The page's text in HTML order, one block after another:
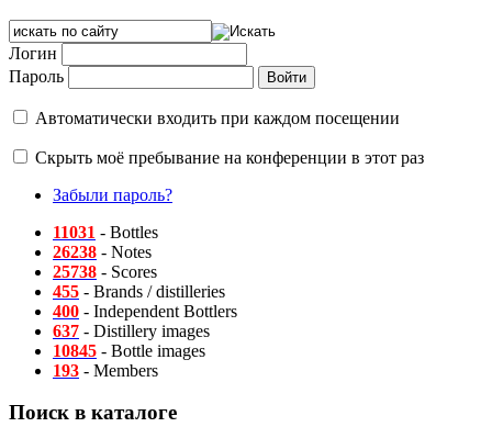
Логин
Пароль
Автоматически входить при каждом посещении
Скрыть моё пребывание на конференции в этот раз
Забыли пароль?
11031 - Bottles
26238 - Notes
25738 - Scores
455 - Brands / distilleries
400 - Independent Bottlers
637 - Distillery images
10845 - Bottle images
193 - Members
Поиск в каталоге